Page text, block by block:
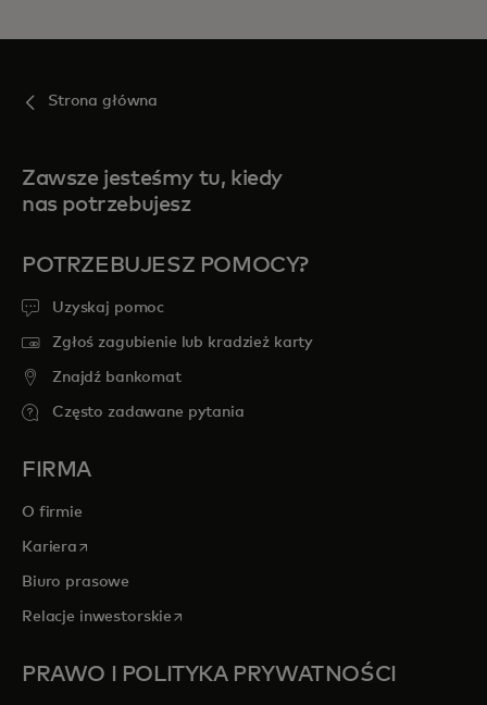
Strona główna
Zawsze jesteśmy tu, kiedy
nas potrzebujesz
POTRZEBUJESZ POMOCY?
Uzyskaj pomoc
Zgłoś zagubienie lub kradzież karty
Znajdź bankomat
Często zadawane pytania
FIRMA
O firmie
Kariera opens in a new tab
Biuro prasowe
Relacje inwestorskie opens in a new tab
PRAWO I POLITYKA PRYWATNOŚCI